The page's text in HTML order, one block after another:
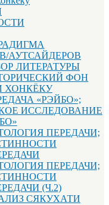
АУТСАЙДЕРОВ
ЛИТЕРАТУРЫ
ФОН
ХОНКЁКУ
«РЭЙБО»;
ИССЛЕДОВАНИЕ
ПЕРЕДАЧИ;
ПЕРЕДАЧИ;
(Ч.2)
СЯКУХАТИ